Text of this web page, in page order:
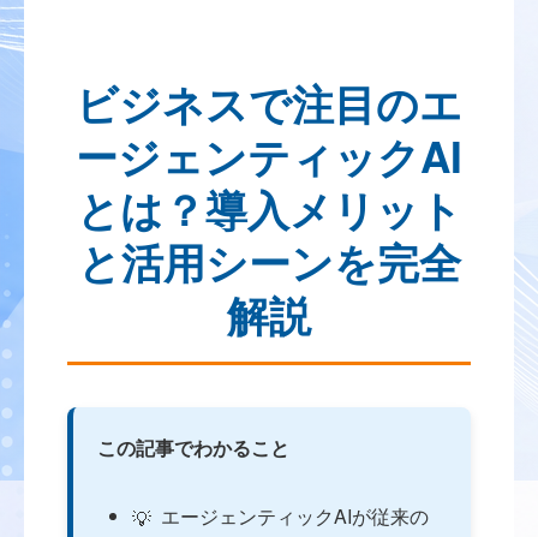
ビジネスで注目のエ
ージェンティックAI
とは？導入メリット
と活用シーンを完全
解説
この記事でわかること
💡 エージェンティックAIが従来の